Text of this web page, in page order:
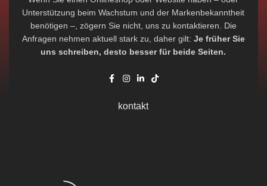
Unterstützung beim Wachstum und der Markenbekanntheit
benötigen –, zögern Sie nicht, uns zu kontaktieren. Die
Anfragen nehmen aktuell stark zu, daher gilt: Je früher Sie
uns schreiben, desto besser für beide Seiten.
kontakt